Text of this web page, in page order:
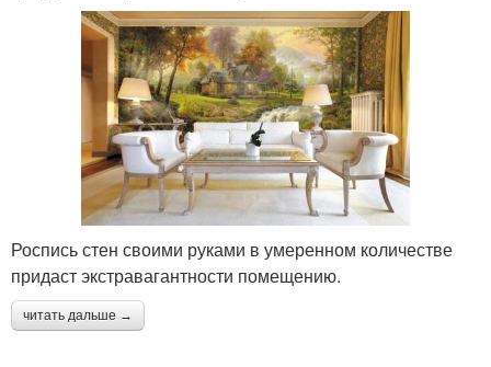
Роспись стен своими руками в умеренном количестве
придаст экстравагантности помещению.
читать дальше →